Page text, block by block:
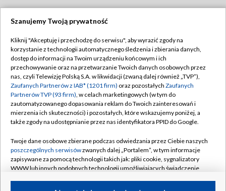
TVP
Abonament TVP
Emisja w TVP
Centrum informacji TVP
Naziemna Telewizja Cyfrowa
Rada Programowa
System NOS
Informacje o nadawcy
Regulamin TVP
Polityka prywatności
Moje zgody
Pomoc
Kontakt
Kanały
Szanujemy Twoją prywatność
Kliknij "Akceptuję i przechodzę do serwisu", aby wyrazić zgody na
korzystanie z technologii automatycznego śledzenia i zbierania danych,
dostęp do informacji na Twoim urządzeniu końcowym i ich
przechowywanie oraz na przetwarzanie Twoich danych osobowych przez
nas, czyli Telewizję Polską S.A. w likwidacji (zwaną dalej również „TVP”),
Zaufanych Partnerów z IAB* (1201 firm) oraz pozostałych Zaufanych
Partnerów TVP (93 firm), w celach marketingowych (w tym do
zautomatyzowanego dopasowania reklam do Twoich zainteresowań i
mierzenia ich skuteczności) i pozostałych, które wskazujemy poniżej, a
także zgody na udostępnianie przez nas identyfikatora PPID do Google.
Twoje dane osobowe zbierane podczas odwiedzania przez Ciebie naszych
poszczególnych serwisówzwanych dalej „Portalem”, w tym informacje
zapisywane za pomocą technologii takich jak: pliki cookie, sygnalizatory
WWW lub innych podobnych technologii umożliwiających świadczenie